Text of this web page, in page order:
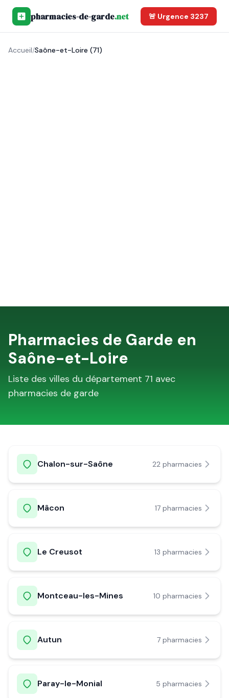
pharmacies-de-garde.net 🚨 Urgence 3237
Accueil/Saône-et-Loire (71)
Pharmacies de Garde en
Saône-et-Loire
Liste des villes du département 71 avec
pharmacies de garde
Chalon-sur-Saône 22 pharmacies
Mâcon 17 pharmacies
Le Creusot 13 pharmacies
Montceau-les-Mines 10 pharmacies
Autun 7 pharmacies
Paray-le-Monial 5 pharmacies